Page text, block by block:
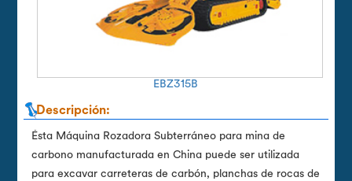
EBZ315B
Descripción:
Ésta Máquina Rozadora Subterráneo para mina de
carbono manufacturada en China puede ser utilizada
para excavar carreteras de carbón, planchas de rocas de